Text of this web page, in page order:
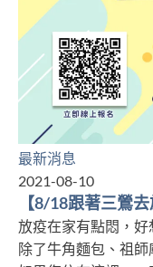
最新消息
2021-08-10
【8/18跟著三鶯
放疫在家有點悶，好
除了牛角麵包、祖師